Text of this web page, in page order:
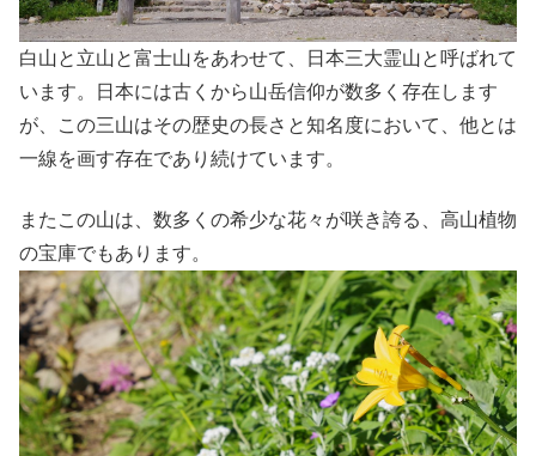
白山と立山と富士山をあわせて、日本三大霊山と呼ばれて
います。日本には古くから山岳信仰が数多く存在します
が、この三山はその歴史の長さと知名度において、他とは
一線を画す存在であり続けています。
またこの山は、数多くの希少な花々が咲き誇る、高山植物
の宝庫でもあります。